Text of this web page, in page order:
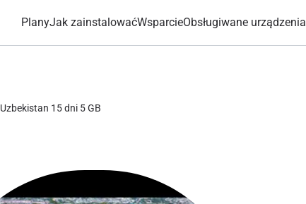
PlanyJak zainstalowaćWsparcieObsługiwane urządzenia
Uzbekistan 15 dni 5 GB